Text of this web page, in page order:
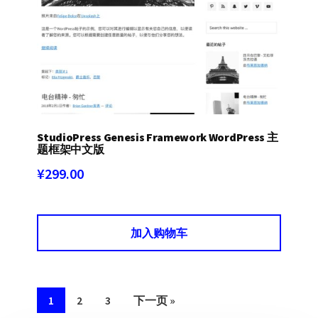
StudioPress Genesis Framework WordPress 主
题框架中文版
¥299.00
加入购物车
1 2 3 下一页 »